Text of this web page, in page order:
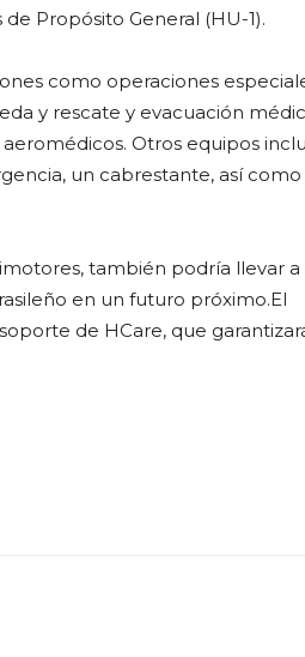
Propósito General (HU-1).
como operaciones
y rescate y evacuación
Otros equipos
un cabrestante, así como
también podría llevar a
en un futuro próximo.El
de HCare, que